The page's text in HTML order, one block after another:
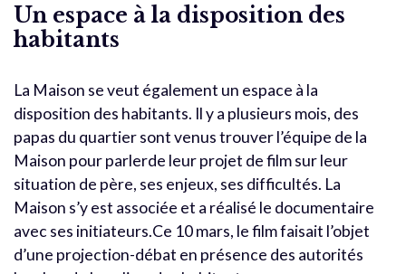
Un espace à la disposition des
habitants
La Maison se veut également un espace à la
disposition des habitants. Il y a plusieurs mois, des
papas du quartier sont venus trouver l’équipe de la
Maison pour parlerde leur projet de film sur leur
situation de père, ses enjeux, ses difficultés. La
Maison s’y est associée et a réalisé le documentaire
avec ses initiateurs.Ce 10 mars, le film faisait l’objet
d’une projection-débat en présence des autorités